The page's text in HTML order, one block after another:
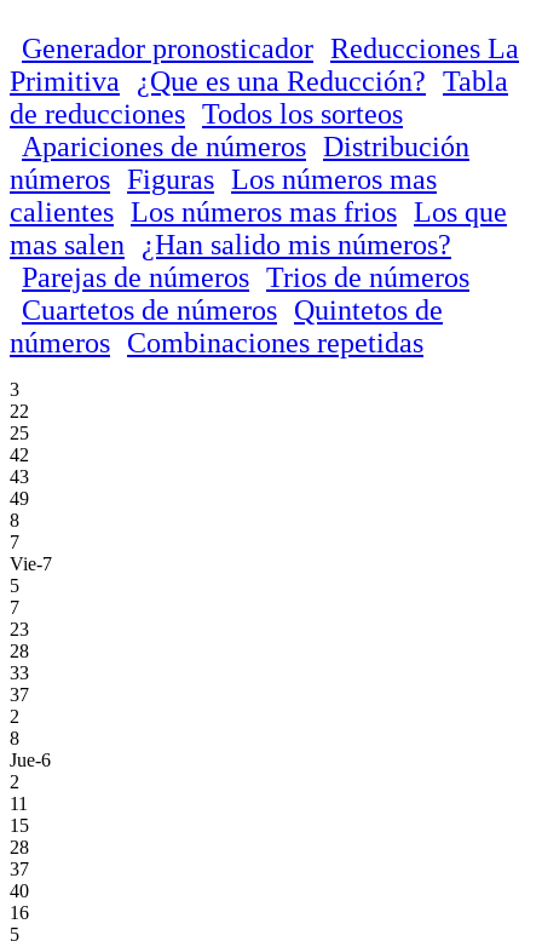
Generador pronosticador Reducciones La
Primitiva
¿Que es una Reducción? Tabla
de reducciones Todos los sorteos
Apariciones de números Distribución
números Figuras Los números mas
calientes Los números mas frios Los que
mas salen
¿Han salido mis números?
Parejas de números Trios de números
Cuartetos de números Quintetos de
números Combinaciones repetidas
3
22
25
42
43
49
8
7
Vie-7
5
7
23
28
33
37
2
8
Jue-6
2
11
15
28
37
40
16
5